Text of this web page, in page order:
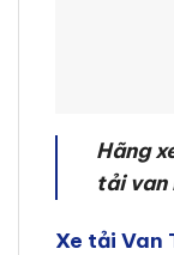
Hãng
tải van
Xe tải Van